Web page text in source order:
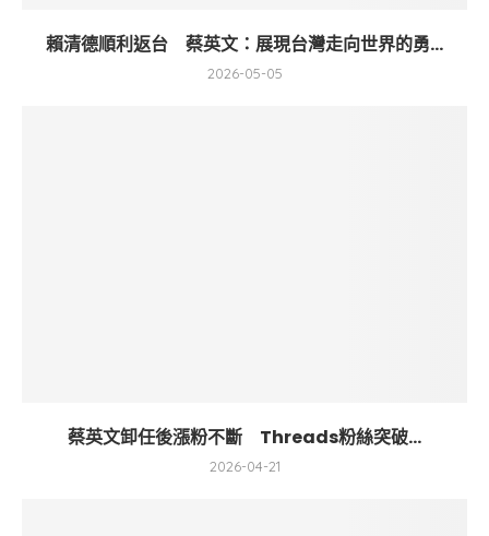
賴清德順利返台 蔡英文：展現台灣走向世界的勇...
2026-05-05
蔡英文卸任後漲粉不斷 Threads粉絲突破...
2026-04-21